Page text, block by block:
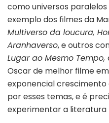
como universos
exemplo dos filmes da
Multiverso da loucura,
Aranhaverso, e outros
Lugar ao Mesmo Tempo,
Oscar de melhor filme
exponencial crescimento
por esses temas, e é
experimentar a literatura